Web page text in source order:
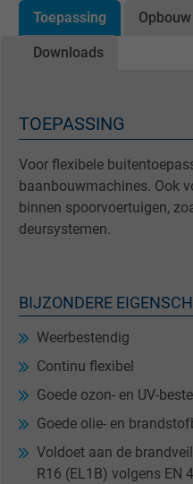
Toepassing Opbouw
Downloads
TOEPASSING
Voor flexibele
baanbouwmachines. Ook
binnen spoorvoertuigen,
deursystemen.
BIJZONDERE
Weerbestendig
Continu flexibel
Goede ozon- en UV-
Goede olie- en
Voldoet aan de
R16 (EL1B) volgens EN